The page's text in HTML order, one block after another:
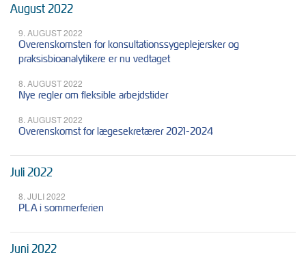
August 2022
9. AUGUST 2022
Overenskomsten for konsultationssygeplejersker og
praksisbioanalytikere er nu vedtaget
8. AUGUST 2022
Nye regler om fleksible arbejdstider
8. AUGUST 2022
Overenskomst for lægesekretærer 2021-2024
Juli 2022
8. JULI 2022
PLA i sommerferien
Juni 2022